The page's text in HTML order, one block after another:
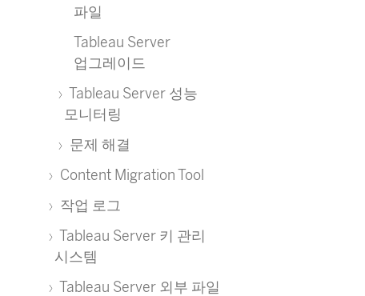
파일
Tableau Server
업그레이드
Tableau Server 성능
모니터링
문제 해결
Content Migration Tool
작업 로그
Tableau Server 키 관리
시스템
Tableau Server 외부 파일